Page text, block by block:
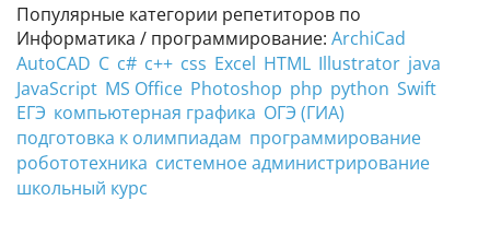
Популярные категории репетиторов по
Информатика / программирование: ArchiCad
AutoCAD C c# c++ css Excel HTML Illustrator java
JavaScript MS Office Photoshop php python Swift
ЕГЭ компьютерная графика ОГЭ (ГИА)
подготовка к олимпиадам программирование
робототехника системное администрирование
школьный курс